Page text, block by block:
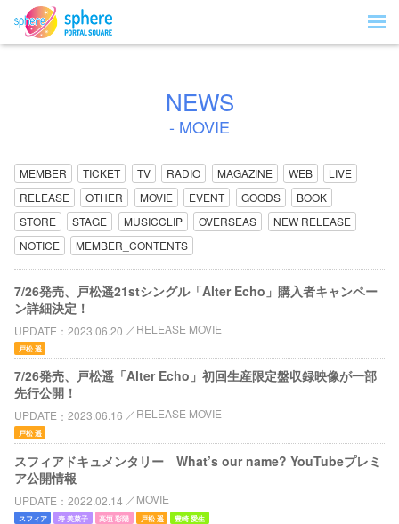
NEWS
- MOVIE
MEMBER TICKET TV RADIO MAGAZINE WEB
LIVE
RELEASE
OTHER MOVIE EVENT GOODS
BOOK
STORE
STAGE MUSICCLIP OVERSEAS
NEW RELEASE
NOTICE
MEMBER_CONTENTS
7/26発売、戸松遥21stシングル「Alter Echo」購入者キャンペー
ン詳細決定！
UPDATE 2023.06.20 RELEASE MOVIE
戸松 遥
7/26発売、戸松遥「Alter Echo」初回生産限定盤収録映像が一部
先行公開！
UPDATE 2023.06.16 RELEASE MOVIE
戸松 遥
スフィアドキュメンタリー What’s our name? YouTubeプレミ
ア公開情報
UPDATE 2022.02.14 MOVIE
スフィア 寿 美菜子 高垣 彩陽 戸松 遥 豊崎 愛生